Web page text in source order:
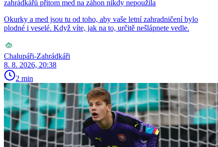
zahrádkářů přitom med na záhon nikdy nepoužila
Okurky a med jsou tu od toho, aby vaše letní zahradničení bylo
plodné i veselé. Když víte, jak na to, určitě nešlápnete vedle.
Chalupáři-Zahrádkáři
8. 8. 2026, 20:38
2 min